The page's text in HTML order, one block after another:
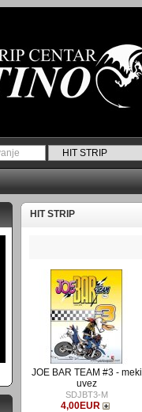
HIT STRIP
JOE BAR TEAM #3 - meki
uvez
SDJBT3-M
4,00EUR